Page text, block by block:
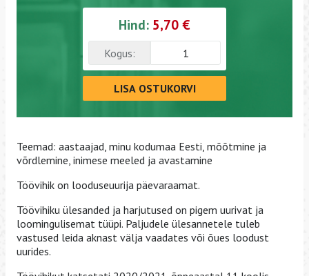
Hind: 5,70 €
Kogus:
LISA OSTUKORVI
Teemad: aastaajad, minu kodumaa Eesti, mõõtmine ja
võrdlemine, inimese meeled ja avastamine
Töövihik on looduseuurija päevaraamat.
Töövihiku ülesanded ja harjutused on pigem uurivat ja
loomingulisemat tüüpi. Paljudele ülesannetele tuleb
vastused leida aknast välja vaadates või õues loodust
uurides.